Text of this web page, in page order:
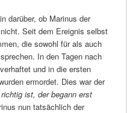
darüber, ob Marinus der
Seit dem Ereignis selbst
die sowohl für als auch
In den Tagen nach
und in die ersten
ermordet. Dies war der
ist, der begann erst
nun tatsächlich der